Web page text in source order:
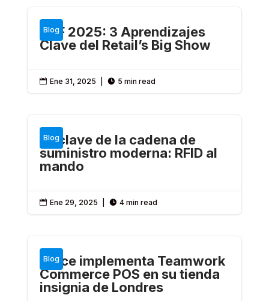
Blog
NRF 2025: 3 Aprendizajes
Clave del Retail’s Big Show
 Ene 31, 2025  5 min read
Blog
La clave de la cadena de
suministro moderna: RFID al
mando
 Ene 29, 2025  4 min read
Blog
Vince implementa Teamwork
Commerce POS en su tienda
insignia de Londres